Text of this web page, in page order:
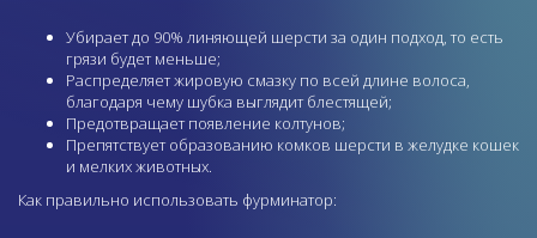
Убирает до 90% линяющей шерсти за один подход, то есть
грязи будет меньше;
Распределяет жировую смазку по всей длине волоса,
благодаря чему шубка выглядит блестящей;
Предотвращает появление колтунов;
Препятствует образованию комков шерсти в желудке кошек
и мелких животных.
Как правильно использовать фурминатор: